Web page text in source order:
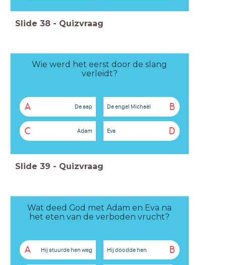
Slide 38 - Quizvraag
Wie werd het eerst door de slang
verleidt?
A De aap B
De engel Michaël
C Adam D
Eva
Slide 39 - Quizvraag
Wat deed God met Adam en Eva na
het eten van de verboden vrucht?
A Hij stuurde hen weg B
Hij doodde hen